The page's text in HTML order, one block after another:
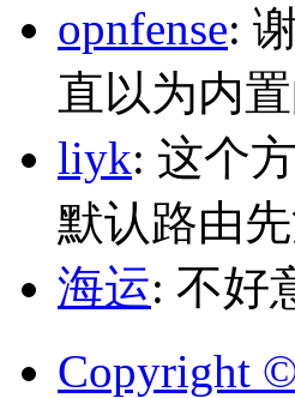
opnfense:
直以为内
liyk: 这个
默认路由
海运: 不好
Copyright